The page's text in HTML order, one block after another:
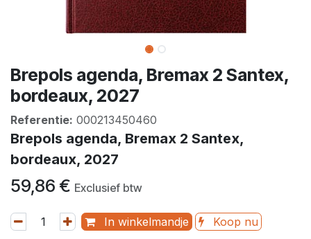
Brepols agenda, Bremax 2 Santex,
bordeaux, 2027
Referentie: 000213450460
Brepols agenda, Bremax 2 Santex,
bordeaux, 2027
59,86 € Exclusief btw
In winkelmandje
Koop nu